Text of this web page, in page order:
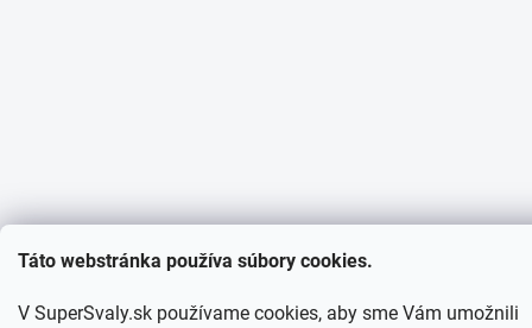
Táto webstránka používa súbory cookies.
V SuperSvaly.sk používame cookies, aby sme Vám umožnili